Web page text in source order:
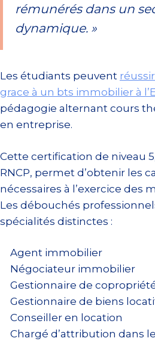
rémunérés dans un
dynamique. »
Les étudiants peuvent
grace à un bts immobilier à
pédagogie alternant cours
en entreprise.
Cette certification de niveau
RNCP, permet d’obtenir les
nécessaires à l’exercice des
Les débouchés
spécialités distinctes :
Agent immobilier
Négociateur immobilier
Gestionnaire de
Gestionnaire de biens
Conseiller en location
Chargé d’attribution dans